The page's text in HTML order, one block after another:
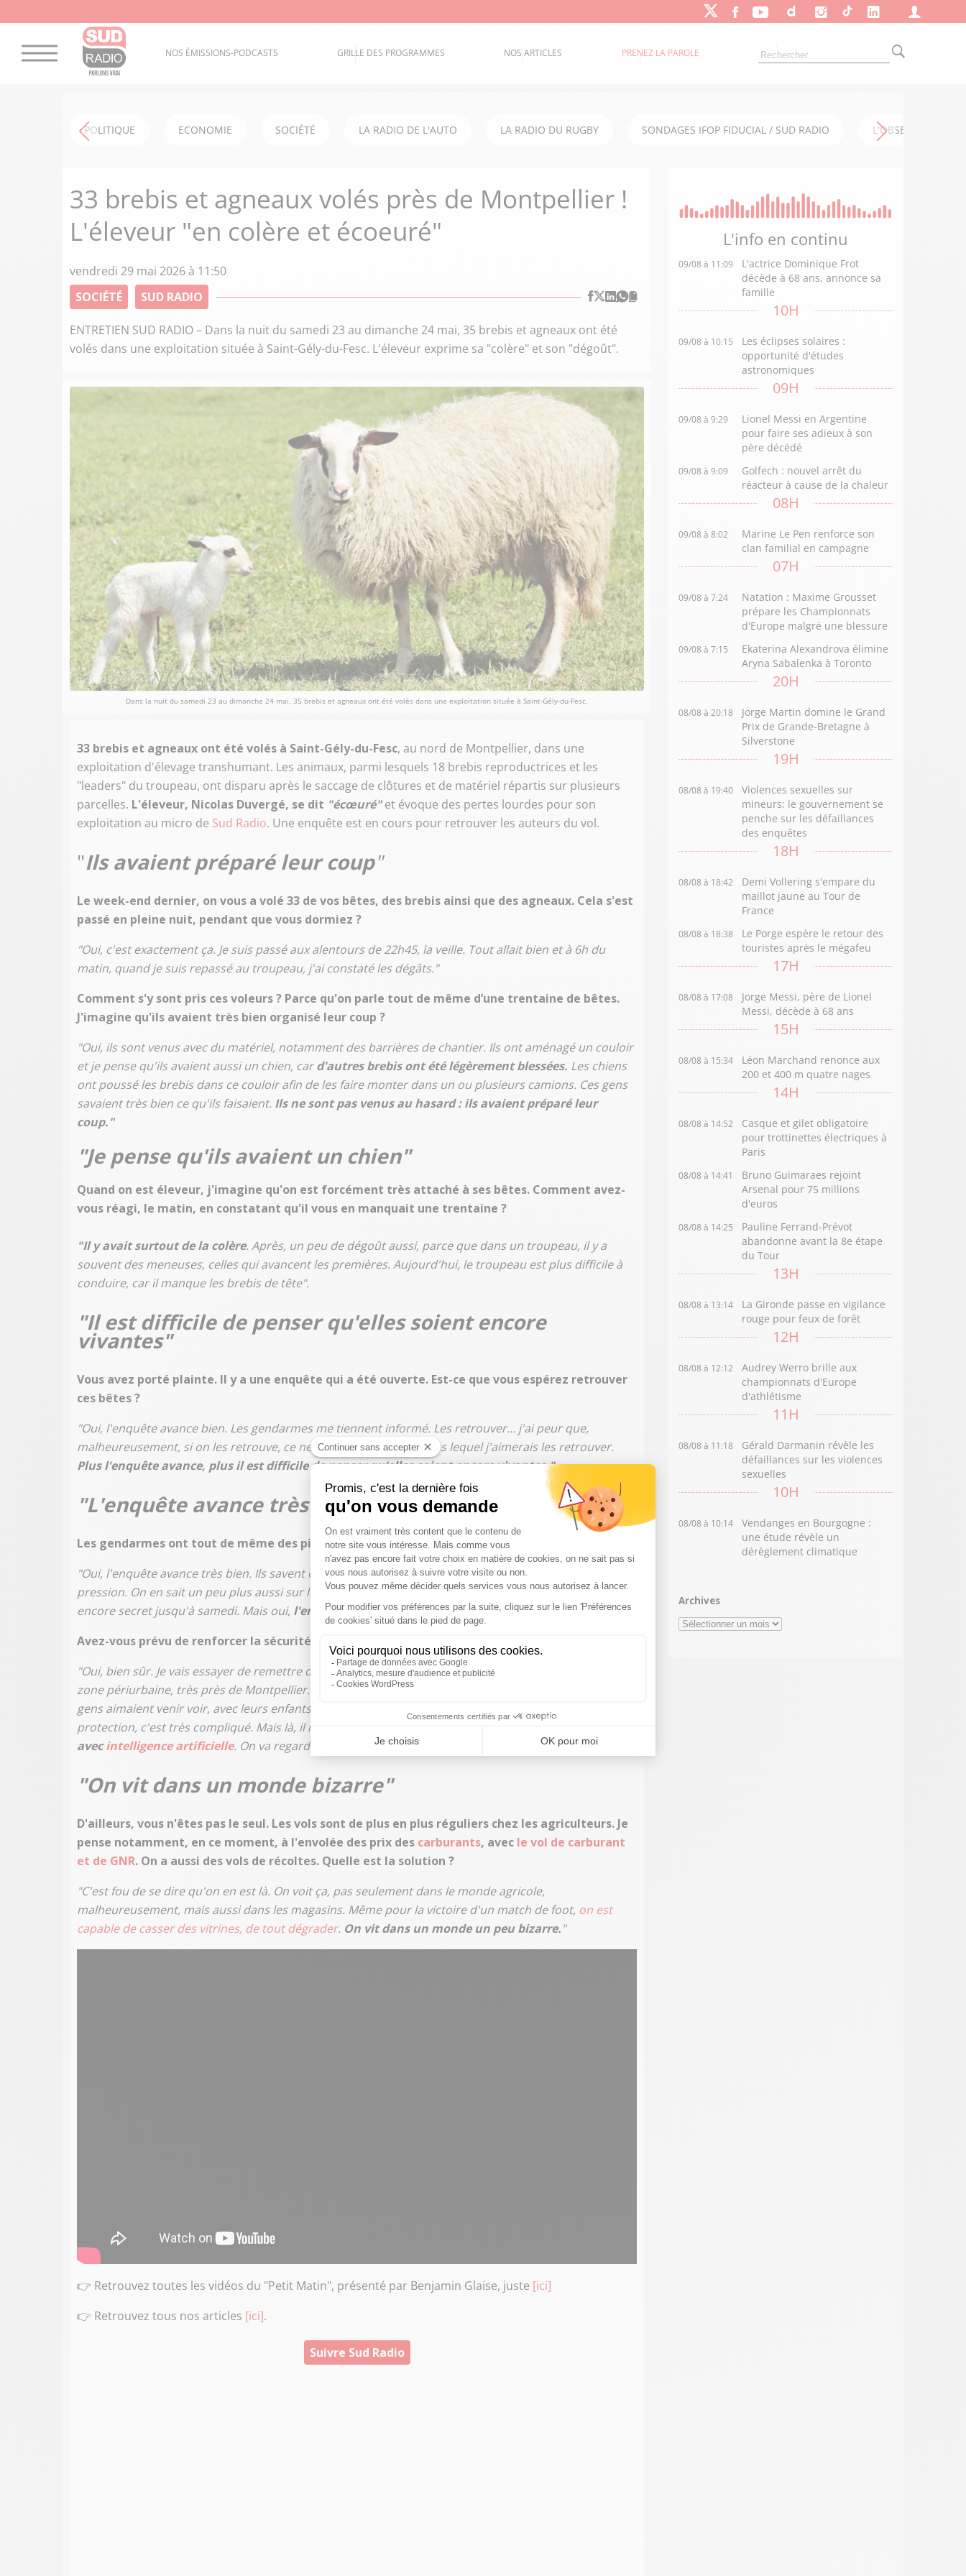
NOS ÉMISSIONS-PODCASTS GRILLE DES PROGRAMMES NOS ARTICLES PRENEZ LA PAROLE
POLITIQUE ECONOMIE SOCIÉTÉ LA RADIO DE L'AUTO LA RADIO DU RUGBY SONDAGES IFOP FIDUCIAL / SUD RADIO L'OBSERVATOIRE
33 brebis et agneaux volés près de Montpellier !
L'éleveur "en colère et écoeuré"
vendredi 29 mai 2026 à 11:50
SOCIÉTÉ
SUD RADIO
ENTRETIEN SUD RADIO – Dans la nuit du samedi 23 au dimanche 24 mai, 35 brebis et agneaux ont été
volés dans une exploitation située à Saint-Gély-du-Fesc. L'éleveur exprime sa "colère" et son "dégoût".
Dans la nuit du samedi 23 au dimanche 24 mai, 35 brebis et agneaux ont été volés dans une exploitation située à Saint-Gély-du-Fesc.
33 brebis et agneaux ont été volés à Saint-Gély-du-Fesc, au nord de Montpellier, dans une
exploitation d'élevage transhumant. Les animaux, parmi lesquels 18 brebis reproductrices et les
"leaders" du troupeau, ont disparu après le saccage de clôtures et de matériel répartis sur plusieurs
parcelles. L'éleveur, Nicolas Duvergé, se dit "écœuré" et évoque des pertes lourdes pour son
exploitation au micro de Sud Radio. Une enquête est en cours pour retrouver les auteurs du vol.
"Ils avaient préparé leur coup"
Le week-end dernier, on vous a volé 33 de vos bêtes, des brebis ainsi que des agneaux. Cela s'est
passé en pleine nuit, pendant que vous dormiez ?
"Oui, c'est exactement ça. Je suis passé aux alentours de 22h45, la veille. Tout allait bien et à 6h du
matin, quand je suis repassé au troupeau, j'ai constaté les dégâts."
Comment s'y sont pris ces voleurs ? Parce qu'on parle tout de même d’une trentaine de bêtes.
J'imagine qu'ils avaient très bien organisé leur coup ?
"Oui, ils sont venus avec du matériel, notamment des barrières de chantier. Ils ont aménagé un couloir
et je pense qu'ils avaient aussi un chien, card'autres brebis ont été légèrement blessées. Les chiens
ont poussé les brebis dans ce couloir afin de les faire monter dans un ou plusieurs camions. Ces gens
savaient très bien ce qu'ils faisaient. Ils ne sont pas venus au hasard : ils avaient préparé leur
coup."
"Je pense qu'ils avaient un chien"
Quand on est éleveur, j'imagine qu'on est forcément très attaché à ses bêtes. Comment avez-
vous réagi, le matin, en constatant qu'il vous en manquait une trentaine ?
"Il y avait surtout de la colère. Après, un peu de dégoût aussi, parce que dans un troupeau, il y a
souvent des meneuses, celles qui avancent les premières. Aujourd'hui, le troupeau est plus difficile à
conduire, car il manque les brebis de tête".
"Il est difficile de penser qu'elles soient encore
vivantes"
Vous avez porté plainte. Il y a une enquête qui a été ouverte. Est-ce que vous espérez retrouver
ces bêtes ?
"Oui, l'enquête avance bien. Les gendarmes me tiennent informé. Les retrouver… j'ai peur que,
malheureusement, si on les retrouve, ce ne soit pas dans l'état dans lequel j'aimerais les retrouver.
Plus l'enquête avance, plus il est difficile de penser qu'elles soient encore vivantes."
"L'enquête avance très bien"
Les gendarmes ont tout de même des pistes aujourd'hui ?
"Oui, l'enquête avance très bien. Ils savent où ont atterri les brebis. Ils sont en train de mettre la
pression. On en sait un peu plus aussi sur le profil des voleurs. Pour l'instant, ils veulent que cela reste
encore secret jusqu'à samedi. Mais oui, l'enquête avance dans les bonnes conditions."
Avez-vous prévu de renforcer la sécurité autour de vos brebis et de vos agneaux ?
"Oui, bien sûr. Je vais essayer de remettre des chaînes de protection. Mais nous sommes vraiment en
zone périurbaine, très près de Montpellier. Ce n'est pas évident avec les promeneurs. Chez nous, les
gens aimaient venir voir, avec leurs enfants, les petits troupeaux et les agneaux. Avec une chaîne de
protection, c'est très compliqué. Mais là, il n'y a pas le choix
avecintelligence artificielle. On va regarder tout ça de plus près."
"On vit dans un monde bizarre"
D'ailleurs, vous n'êtes pas le seul. Les vols sont de plus en plus réguliers chez les agriculteurs. Je
pense notamment, en ce moment, à l'envolée des prix des carburants, avec le vol de carburant
et de GNR. On a aussi des vols de récoltes. Quelle est la solution ?
"C'est fou de se dire qu'on en est là. On voit ça, pas seulement dans le monde agricole,
malheureusement, mais aussi dans les magasins. Même pour la victoire d'un match de foot, on est
capable de casser des vitrines, de tout dégrader. On vit dans un monde un peu bizarre."
👉 Retrouvez toutes les vidéos du "Petit Matin", présenté par Benjamin Glaise, juste [ici]
👉 Retrouvez tous nos articles [ici].
Suivre Sud Radio
L'info en continu
09/08 à 11:09
L'actrice Dominique Frot
décède à 68 ans, annonce sa
famille
10H
09/08 à 10:15
Les éclipses solaires :
opportunité d'études
astronomiques
09H
09/08 à 9:29
Lionel Messi en Argentine
pour faire ses adieux à son
père décédé
09/08 à 9:09
Golfech : nouvel arrêt du
réacteur à cause de la chaleur
08H
09/08 à 8:02
Marine Le Pen renforce son
clan familial en campagne
07H
09/08 à 7:24
Natation : Maxime Grousset
prépare les Championnats
d'Europe malgré une blessure
09/08 à 7:15
Ekaterina Alexandrova élimine
Aryna Sabalenka à Toronto
20H
08/08 à 20:18
Jorge Martin domine le Grand
Prix de Grande-Bretagne à
Silverstone
19H
08/08 à 19:40
Violences sexuelles sur
mineurs: le gouvernement se
penche sur les défaillances
des enquêtes
18H
08/08 à 18:42
Demi Vollering s'empare du
maillot jaune au Tour de
France
08/08 à 18:38
Le Porge espère le retour des
touristes après le mégafeu
17H
08/08 à 17:08
Jorge Messi, père de Lionel
Messi, décède à 68 ans
15H
08/08 à 15:34
Léon Marchand renonce aux
200 et 400 m quatre nages
14H
08/08 à 14:52
Casque et gilet obligatoire
pour trottinettes électriques à
Paris
08/08 à 14:41
Bruno Guimaraes rejoint
Arsenal pour 75 millions
d'euros
08/08 à 14:25
Pauline Ferrand-Prévot
abandonne avant la 8e étape
du Tour
13H
08/08 à 13:14
La Gironde passe en vigilance
rouge pour feux de forêt
12H
08/08 à 12:12
Audrey Werro brille aux
championnats d'Europe
d'athlétisme
11H
08/08 à 11:18
Gérald Darmanin révèle les
défaillances sur les violences
sexuelles
10H
08/08 à 10:14
Vendanges en Bourgogne :
une étude révèle un
dérèglement climatique
Archives
Archives